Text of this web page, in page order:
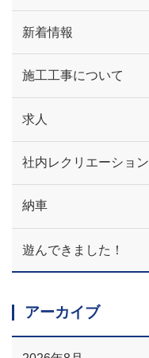
新着情報
施工工事について
求人
社内レクリエーション
納車
遊んできました！
アーカイブ